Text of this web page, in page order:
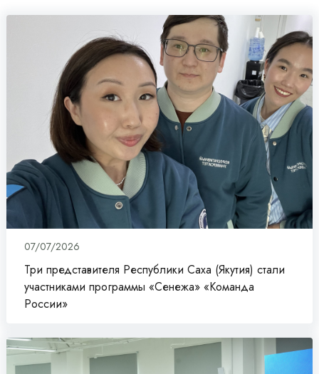
07/07/2026
Три представителя Республики Саха (Якутия) стали
участниками программы «Сенежа» «Команда
России»